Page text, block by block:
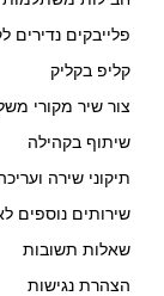
פלייבקים נדירים
קליפ בקליק
צור שיר מקורי
שיתוף בקהילה
תיקוני שירה
שירותים נוספים
שאלות תשובות
הצהרת נגישות